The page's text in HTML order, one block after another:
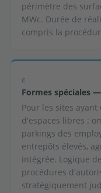
périmètre des
MWc. Durée de
compris la
C
Formes spéciales
Pour les sites
d'espaces libres :
parkings des
entrepôts élevés,
intégrée. Logique
procédures
stratégiquement